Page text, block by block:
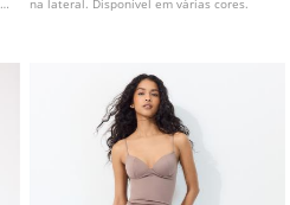
na lateral. Disponível em várias cores.